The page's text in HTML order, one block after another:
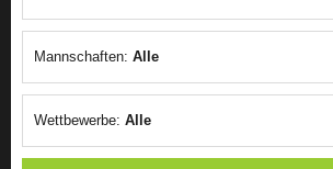
Mannschaften: Alle
Wettbewerbe: Alle